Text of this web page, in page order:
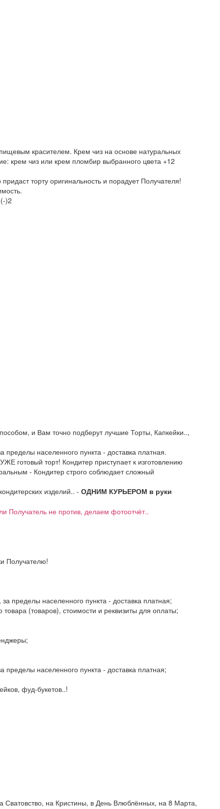
красителем. Крем чиз на основе натуральных
крем чиз или крем пломбир выбранного цвета +12
торту оригинальность и порадует Получателя!
)2
и Вам точно подберут лучшие Торты, Капкейки..,
пределы населенного пункта - доставка платная.
готовый торт! Кондитер приступает к изготовлению
- Кондитер строго соблюдает сложный
изделий.. - ОДНИМ КУРЬЕРОМ в руки
Получатель не против, делаем фотоотчёт..
Получателю!
, за пределы населенного пункта - доставка платная;
(товаров), стоимости и реквизиты для оплаты;
пределы населенного пункта - доставка платная;
фуд-букетов..!
Сватовство, на Кристины, в День Влюблённых, на 8 Марта,